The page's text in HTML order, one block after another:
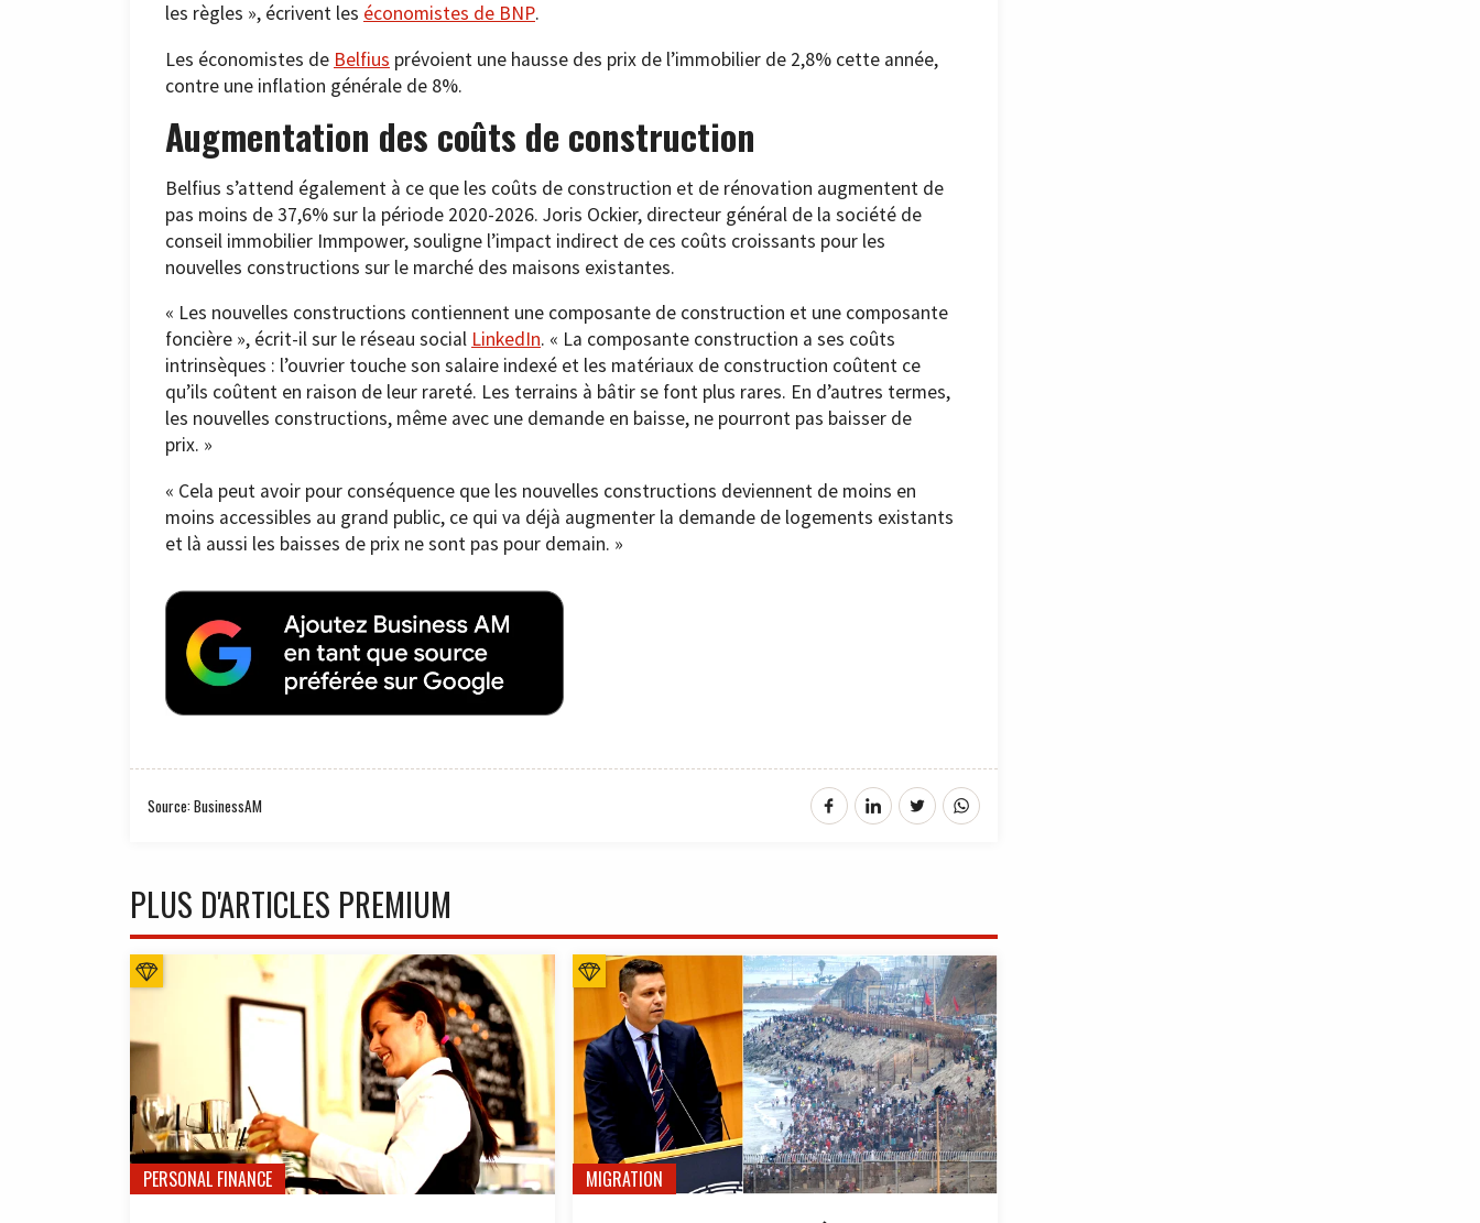
les règles », écrivent les économistes de BNP.
Les économistes de Belfius prévoient une hausse des prix de l’immobilier de 2,8% cette année,
contre une inflation générale de 8%.
Augmentation des coûts de construction
Belfius s’attend également à ce que les coûts de construction et de rénovation augmentent de
pas moins de 37,6% sur la période 2020-2026. Joris Ockier, directeur général de la société de
conseil immobilier Immpower, souligne l’impact indirect de ces coûts croissants pour les
nouvelles constructions sur le marché des maisons existantes.
« Les nouvelles constructions contiennent une composante de construction et une composante
foncière », écrit-il sur le réseau social LinkedIn. « La composante construction a ses coûts
intrinsèques : l’ouvrier touche son salaire indexé et les matériaux de construction coûtent ce
qu’ils coûtent en raison de leur rareté. Les terrains à bâtir se font plus rares. En d’autres termes,
les nouvelles constructions, même avec une demande en baisse, ne pourront pas baisser de
prix. »
« Cela peut avoir pour conséquence que les nouvelles constructions deviennent de moins en
moins accessibles au grand public, ce qui va déjà augmenter la demande de logements existants
et là aussi les baisses de prix ne sont pas pour demain. »
Source: BusinessAM
PLUS D'ARTICLES PREMIUM
PERSONAL FINANCE MIGRATION